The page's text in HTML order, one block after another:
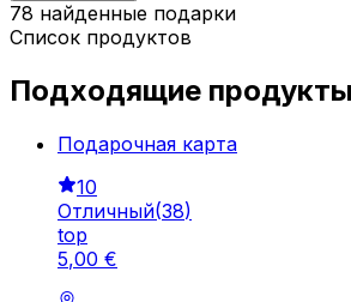
78 найденные подарки
Список продуктов
Подходящие продукты
Подарочная картa
10
Отличный(38)
top
5,00 €